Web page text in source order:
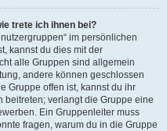
trete ich ihnen bei?
im persönlichen
kannst du dies mit der
alle Gruppen sind allgemein
andere können geschlossen
Gruppe offen ist, kannst du ihr
verlangt die Gruppe eine
Ein Gruppenleiter muss
fragen, warum du in die Gruppe